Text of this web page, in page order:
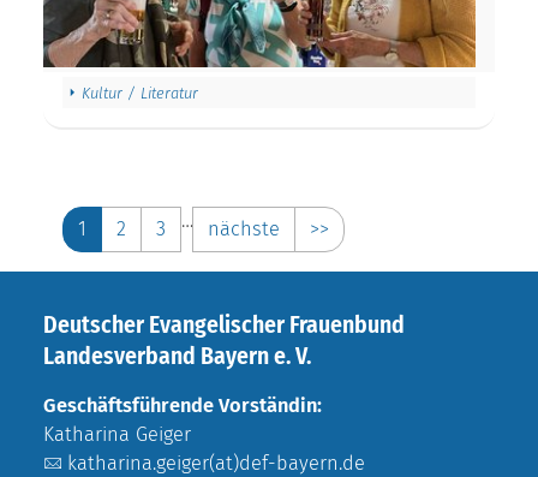
Kultur / Literatur
1 2 3 … nächste >>
Deutscher Evangelischer Frauenbund
Landesverband Bayern e. V.
Geschäftsführende Vorständin:
Katharina Geiger
katharina.geiger(at)def-bayern.de